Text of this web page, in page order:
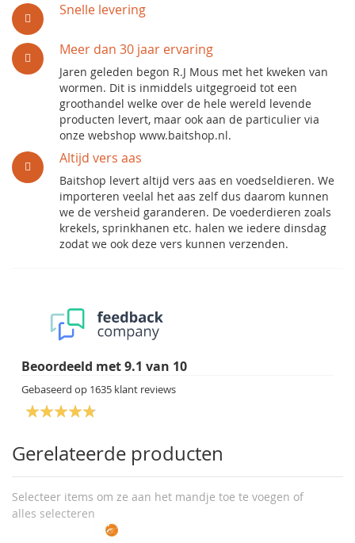
Snelle levering
Meer dan 30 jaar ervaring
Jaren geleden begon R.J Mous met het kweken van
wormen. Dit is inmiddels uitgegroeid tot een
groothandel welke over de hele wereld levende
producten levert, maar ook aan de particulier via
onze webshop www.baitshop.nl.
Altijd vers aas
Baitshop levert altijd vers aas en voedseldieren. We
importeren veelal het aas zelf dus daarom kunnen
we de versheid garanderen. De voederdieren zoals
krekels, sprinkhanen etc. halen we iedere dinsdag
zodat we ook deze vers kunnen verzenden.
Beoordeeld met9.1 van 10
Gebaseerd op 1635 klant reviews
Gerelateerde producten
Selecteer items om ze aan het mandje toe te voegen of
alles selecteren